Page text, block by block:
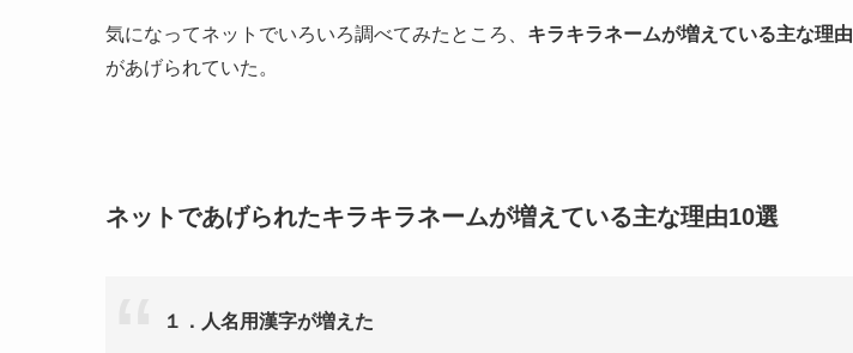
気になってネットでいろいろ調べてみたところ、 キラキラネームが増えている主な理由
があげられていた。
ネットであげられたキラキラネームが増えている主な理由10選
１．人名用漢字が増えた